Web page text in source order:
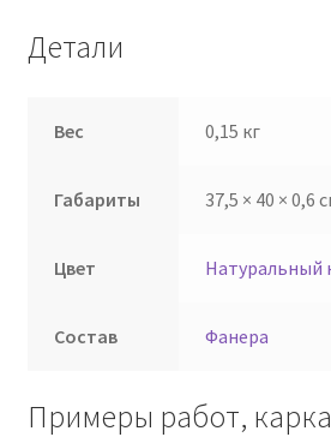
Детали
Вес 0,15 кг
Габариты 37,5 × 40 × 0,6
Цвет Натуральный
Состав Фанера
Примеры работ,